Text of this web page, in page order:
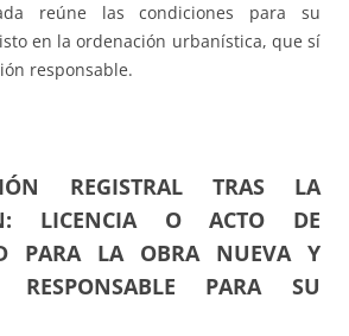
reúne las condiciones para su
en la ordenación urbanística, que sí
responsable.
REGISTRAL TRAS LA
LICENCIA O ACTO DE
PARA LA OBRA NUEVA Y
RESPONSABLE PARA SU